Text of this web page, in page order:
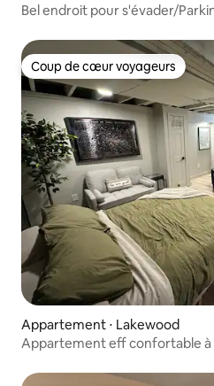
Bel endroit pour s'évader/
Coup de cœur voyageurs
Coup de cœur voyageurs
Appartement ⋅ Lakewood
Appartement eff confortable à